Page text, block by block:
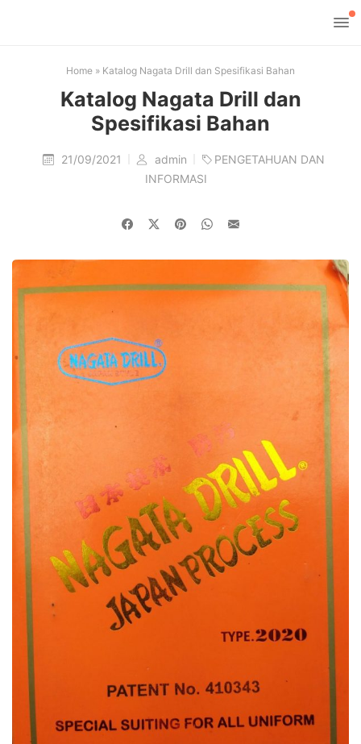
Home » Katalog Nagata Drill dan Spesifikasi Bahan
Katalog Nagata Drill dan
Spesifikasi Bahan
21/09/2021 admin
PENGETAHUAN DAN
INFORMASI